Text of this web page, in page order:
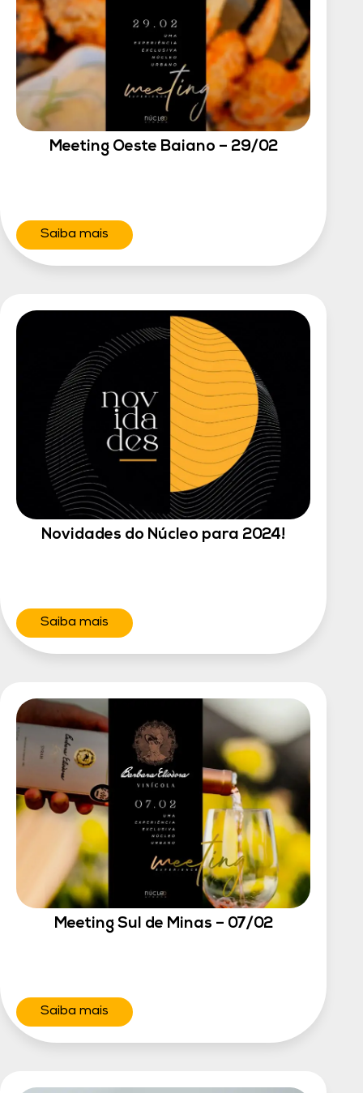
Meeting Oeste Baiano – 29/02
Saiba mais
Novidades do Núcleo para 2024!
Saiba mais
Meeting Sul de Minas – 07/02
Saiba mais